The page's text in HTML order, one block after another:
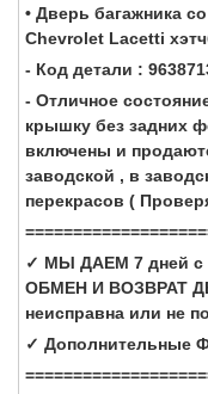
• Дверь багажника
Chevrolet Lacetti
- Код детали :
- Отличное
крышку без задних
включены и
заводской , в
перекрасов (
✓ МЫ ДАЕМ 7 дней с
ОБМЕН И ВОЗВРАТ
неисправна или не
✓ Дополнительные